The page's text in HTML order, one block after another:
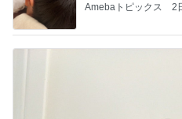
Amebaトピックス 2